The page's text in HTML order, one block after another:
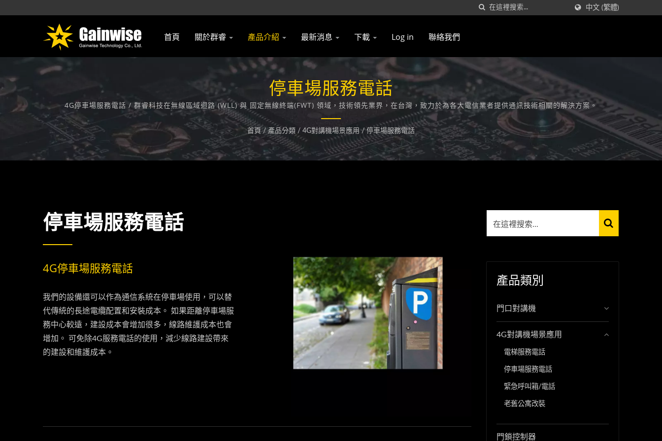
中文 (繁體)
首頁 關於群睿 產品介紹 最新消息 下載 Log in 聯絡我們
停車場服務電話
4G停車場服務電話 / 群睿科技在無線區域迴路 (WLL) 與 固定無線終端(FWT) 領域，技術領先業界，在台灣，致力於為各大電信業者提供通訊技術相關的解決方案。
首頁 / 產品分類 / 4G對講機場景應用 / 停車場服務電話
停車場服務電話
4G停車場服務電話
我們的設備還可以作為通信系統在停車場使用，可以替
代傳統的長途電纜配置和安裝成本。 如果距離停車場服
務中心較遠，建設成本會增加很多，線路維護成本也會
增加。 可免除4G服務電話的使用，減少線路建設帶來
的建設和維護成本。
產品類別
門口對講機
4G對講機場景應用
電梯服務電話
停車場服務電話
緊急呼叫箱/電話
老舊公寓改裝
門鎖控制器